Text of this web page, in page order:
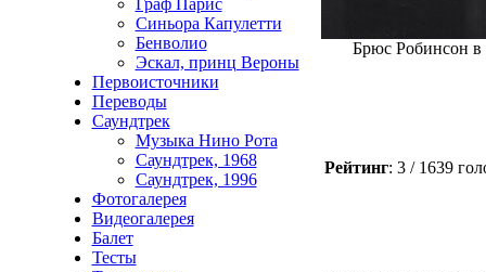
Граф Парис
Синьора Капулетти
Бенволио
Эскал, принц Вероны
Первоисточники
Переводы
Саундтрек
Музыка Нино Рота
Саундтрек, 1968
Саундтрек, 1996
Фотогалерея
Видеогалерея
Балет
Тесты
Брюс Робинсон в
Рейтинг: 3 / 1639